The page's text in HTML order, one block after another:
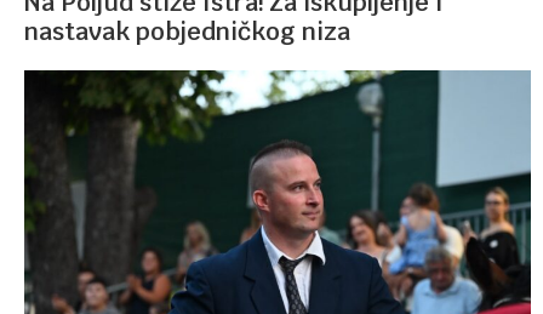
nastavak pobjedničkog niza